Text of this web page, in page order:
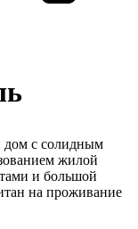
дом с солидным
жилой
и большой
на проживание